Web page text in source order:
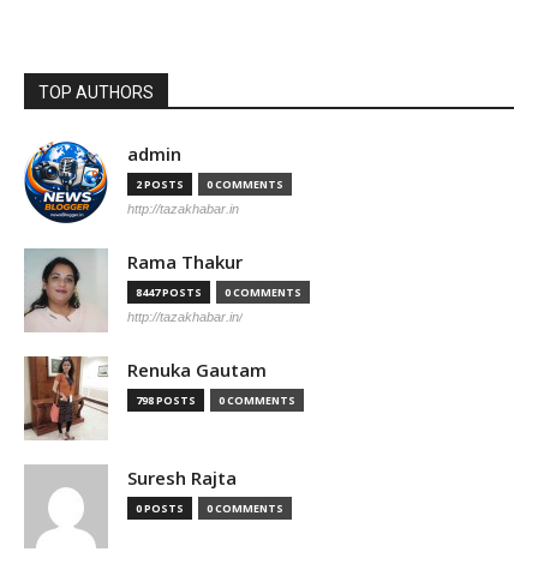
TOP AUTHORS
admin
2 POSTS 0 COMMENTS
http://tazakhabar.in
Rama Thakur
8447 POSTS 0 COMMENTS
http://tazakhabar.in/
Renuka Gautam
798 POSTS 0 COMMENTS
Suresh Rajta
0 POSTS 0 COMMENTS